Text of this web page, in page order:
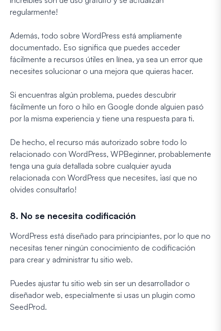
regularmente!
Además, todo sobre WordPress está ampliamente
documentado. Eso significa que puedes acceder
fácilmente a recursos útiles en línea, ya sea un error que
necesites solucionar o una mejora que quieras hacer.
Si encuentras algún problema, puedes descubrir
fácilmente un foro o hilo en Google donde alguien pasó
por la misma experiencia y tiene una respuesta para ti.
De hecho, el recurso más autorizado sobre todo lo
relacionado con WordPress, WPBeginner, probablemente
tenga una guía detallada sobre cualquier ayuda
relacionada con WordPress que necesites, ¡así que no
olvides consultarlo!
8. No se necesita codificación
WordPress está diseñado para principiantes, por lo que no
necesitas tener ningún conocimiento de codificación
para crear y administrar tu sitio web.
Puedes ajustar tu sitio web sin ser un desarrollador o
diseñador web, especialmente si usas un plugin como
SeedProd.